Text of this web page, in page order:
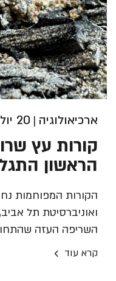
ארכיאולוגיה | 20 יולי 2026
קורות עץ
הראשון
הקורות המפוחמות
ואוניברסיטת תל
השריפה העזה
קרא עוד ›